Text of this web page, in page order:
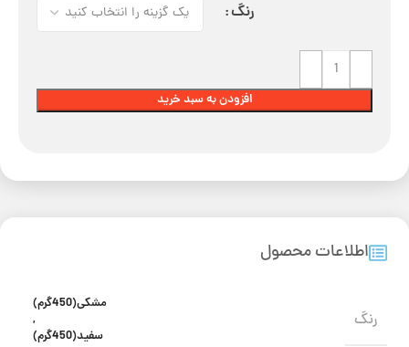
رنگ
افزودن به سبد خرید
اطلاعات محصول
رنگ
مشکی(450گرم)
,
سفید(450گرم)